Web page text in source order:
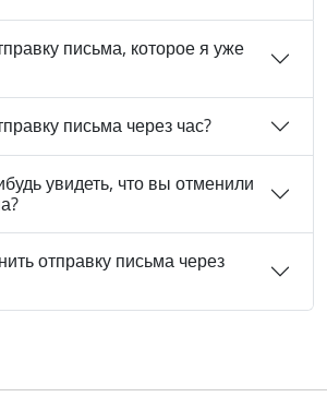
письма, которое я уже
письма через час?
увидеть, что вы отменили
отправку письма через